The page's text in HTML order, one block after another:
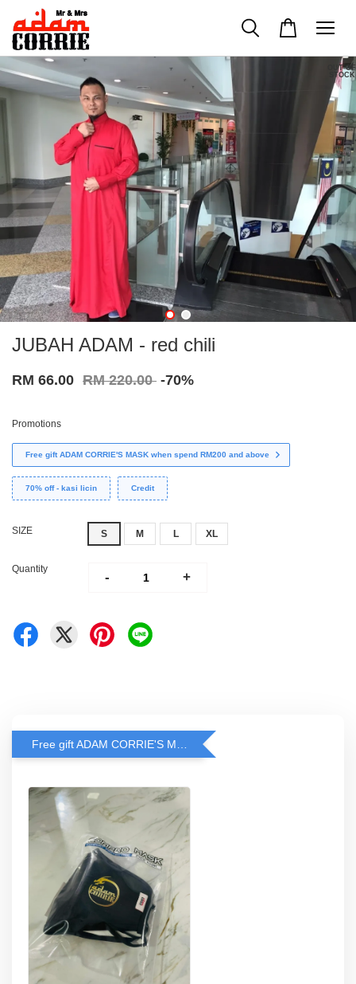
OUT OF
STOCK
JUBAH ADAM - red chili
RM 66.00 RM 220.00 -70%
Promotions
Free gift ADAM CORRIE'S MASK when spend RM200 and above
70% off - kasi licin Credit
SIZE S M L XL
Quantity
- +